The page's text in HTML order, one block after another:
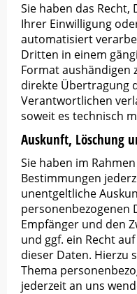
Sie haben das
Ihrer Einwilligung
automatisiert
Dritten in einem
Format aushändigen
direkte Übertragung
Verantwortlichen
soweit es technisch
Auskunft, Löschung
Sie haben im
Bestimmungen
unentgeltliche
personenbezogenen
Empfänger und den
und ggf. ein Recht
dieser Daten. Hierzu
Thema
jederzeit an uns